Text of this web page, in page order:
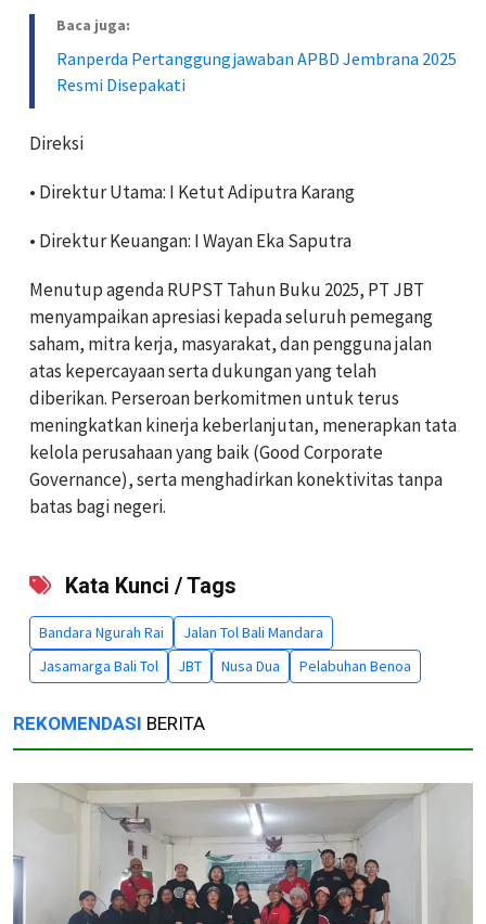
Baca juga:
Ranperda Pertanggungjawaban APBD Jembrana 2025
Resmi Disepakati
Direksi
• Direktur Utama: I Ketut Adiputra Karang
• Direktur Keuangan: I Wayan Eka Saputra
Menutup agenda RUPST Tahun Buku 2025, PT JBT
menyampaikan apresiasi kepada seluruh pemegang
saham, mitra kerja, masyarakat, dan pengguna jalan
atas kepercayaan serta dukungan yang telah
diberikan. Perseroan berkomitmen untuk terus
meningkatkan kinerja keberlanjutan, menerapkan tata
kelola perusahaan yang baik (Good Corporate
Governance), serta menghadirkan konektivitas tanpa
batas bagi negeri.
Kata Kunci / Tags
Bandara Ngurah Rai
Jalan Tol Bali Mandara
Jasamarga Bali Tol
JBT Nusa Dua Pelabuhan Benoa
REKOMENDASI BERITA